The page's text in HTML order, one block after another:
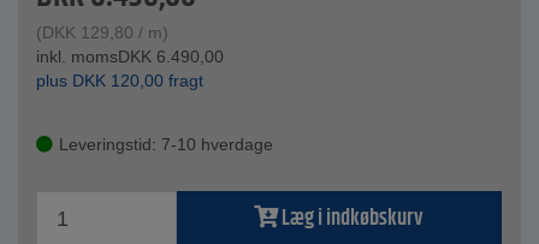
(DKK 129,80 / m)
inkl. momsDKK 6.490,00
plus DKK 120,00 fragt
Leveringstid: 7-10 hverdage
Læg i indkøbskurv